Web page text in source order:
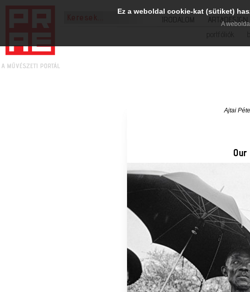
IRODALOM ART&DESIGN
portfóliók
Ajtai
Ez a weboldal cookie-kat (sütiket)
A